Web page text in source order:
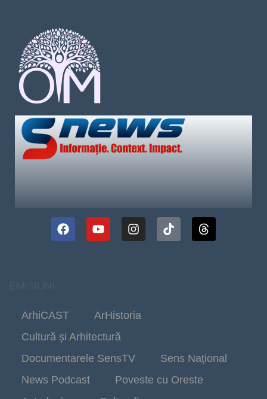
ArhiCAST
ArHistoria
Cultură și Arhitectură
Documentarele SensTV
Sens Național
News Podcast
Poveste cu Oreste